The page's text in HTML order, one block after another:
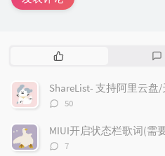
热
章
ShareList- 支持阿里云
评
数：
50
MIUI开启状态栏歌词(需
评
7